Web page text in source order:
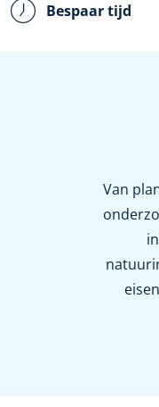
Bespaar tijd
Van